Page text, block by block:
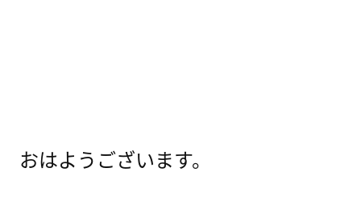
おはようございます。